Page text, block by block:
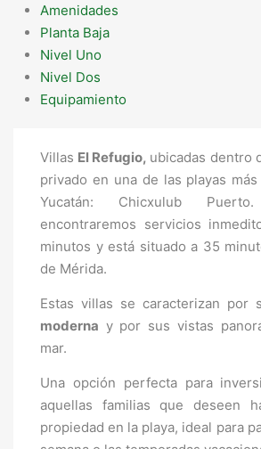
Amenidades
Planta Baja
Nivel Uno
Nivel Dos
Equipamiento
Villas El Refugio, ubicadas dentro
privado en una de las playas
Yucatán: Chicxulub
encontraremos servicios
minutos y está situado a 35
de Mérida.
Estas villas se caracterizan por
moderna y por sus vistas
mar.
Una opción perfecta para
aquellas familias que deseen
propiedad en la playa, ideal para